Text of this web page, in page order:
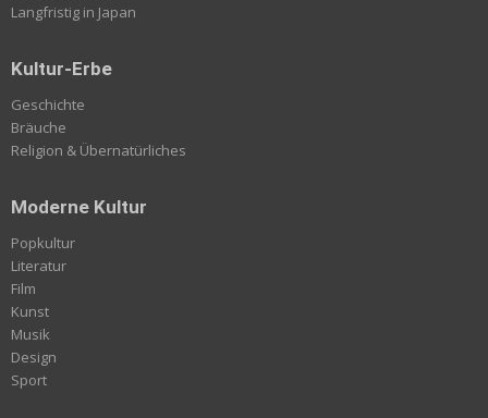
Langfristig in Japan
Kultur-Erbe
Geschichte
Bräuche
Religion & Übernatürliches
Moderne Kultur
Popkultur
Literatur
Film
Kunst
Musik
Design
Sport